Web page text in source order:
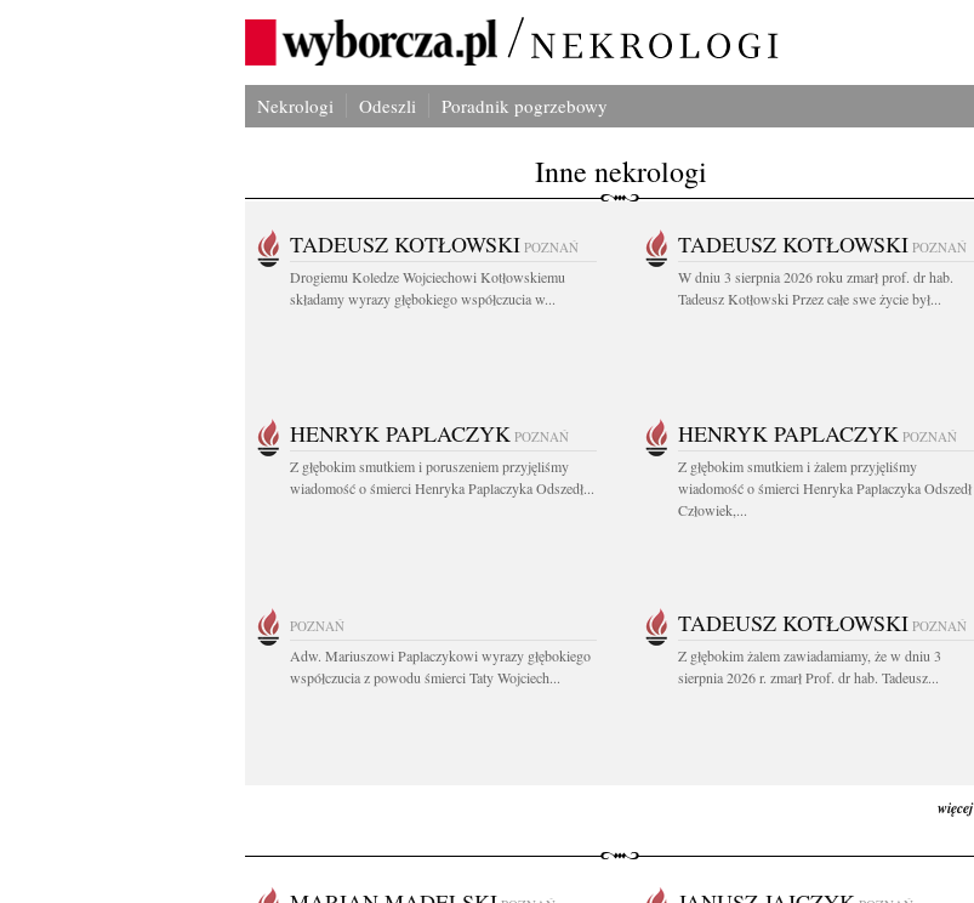
Nekrologi Odeszli Poradnik pogrzebowy
Inne nekrologi
TADEUSZ KOTŁOWSKI POZNAŃ
Drogiemu Koledze Wojciechowi Kotłowskiemu
składamy wyrazy głębokiego współczucia w...
TADEUSZ KOTŁOWSKI POZNAŃ
W dniu 3 sierpnia 2026 roku zmarł prof. dr hab.
Tadeusz Kotłowski Przez całe swe życie był...
HENRYK PAPLACZYK POZNAŃ
Z głębokim smutkiem i poruszeniem przyjęliśmy
wiadomość o śmierci Henryka Paplaczyka Odszedł...
HENRYK PAPLACZYK POZNAŃ
Z głębokim smutkiem i żalem przyjęliśmy
wiadomość o śmierci Henryka Paplaczyka Odszedł
Człowiek,...
POZNAŃ
Adw. Mariuszowi Paplaczykowi wyrazy głębokiego
współczucia z powodu śmierci Taty Wojciech...
TADEUSZ KOTŁOWSKI POZNAŃ
Z głębokim żalem zawiadamiamy, że w dniu 3
sierpnia 2026 r. zmarł Prof. dr hab. Tadeusz...
więcej